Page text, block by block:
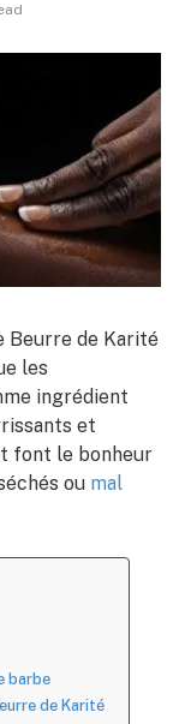
Beurre de Karité
les
ingrédient
et
font le bonheur
ou mal
barbe
de Karité